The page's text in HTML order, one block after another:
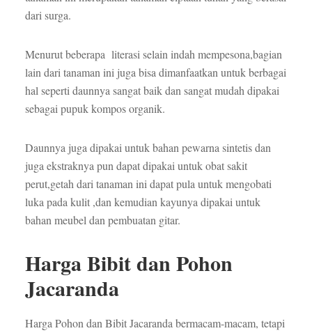
dari surga.
Menurut beberapa literasi selain indah mempesona,bagian
lain dari tanaman ini juga bisa dimanfaatkan untuk berbagai
hal seperti daunnya sangat baik dan sangat mudah dipakai
sebagai pupuk kompos organik.
Daunnya juga dipakai untuk bahan pewarna sintetis dan
juga ekstraknya pun dapat dipakai untuk obat sakit
perut,getah dari tanaman ini dapat pula untuk mengobati
luka pada kulit ,dan kemudian kayunya dipakai untuk
bahan meubel dan pembuatan gitar.
Harga Bibit dan Pohon
Jacaranda
Harga Pohon dan Bibit Jacaranda bermacam-macam, tetapi